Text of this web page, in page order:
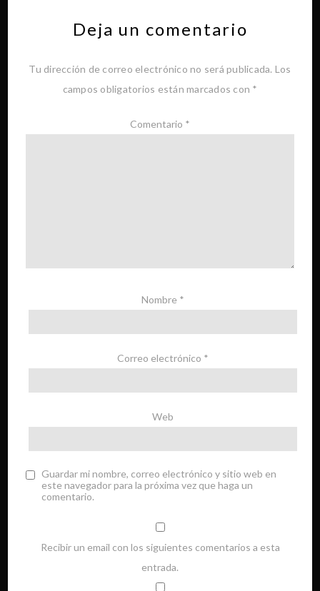
Deja un comentario
Tu dirección de correo electrónico no será publicada. Los
campos obligatorios están marcados con *
Comentario *
Nombre *
Correo electrónico *
Web
Guardar mi nombre, correo electrónico y sitio web en
este navegador para la próxima vez que haga un
comentario.
Recibir un email con los siguientes comentarios a esta
entrada.